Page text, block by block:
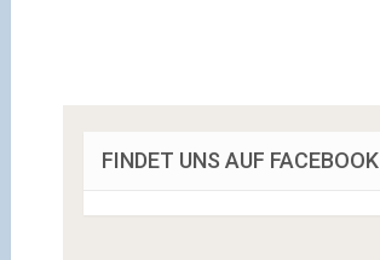
FINDET UNS AUF FACEBOOK